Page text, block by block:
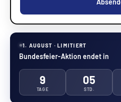
1. AUGUST · LIMITIERT
Bundesfeier-Aktion endet in
9
TAGE
05
STD.